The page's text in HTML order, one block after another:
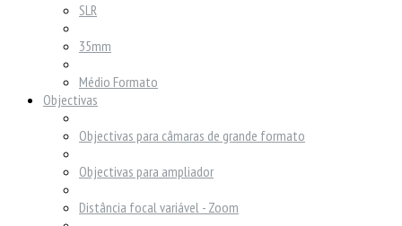
SLR
35mm
Médio Formato
Objectivas
Objectivas para câmaras de grande formato
Objectivas para ampliador
Distância focal variável - Zoom